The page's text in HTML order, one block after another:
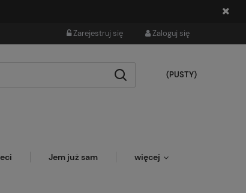
Zarejestruj się Zaloguj się
(PUSTY)
Jem już sam więcej